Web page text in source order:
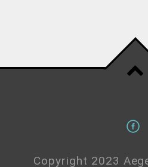
Copyright 2023